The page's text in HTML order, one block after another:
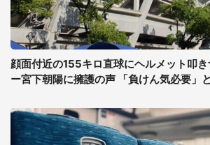
顔面付近の155キロ直球にヘルメット叩
ー宮下朝陽に擁護の声 「負けん気必要」